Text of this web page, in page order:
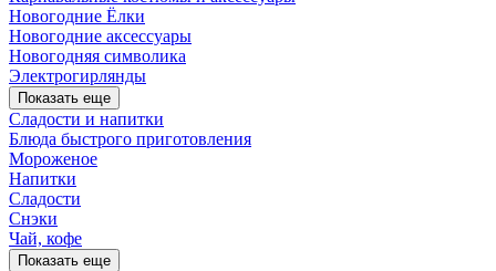
Новогодние Ёлки
Новогодние аксессуары
Новогодняя символика
Электрогирлянды
Показать еще
Сладости и напитки
Блюда быстрого приготовления
Мороженое
Напитки
Сладости
Снэки
Чай, кофе
Показать еще